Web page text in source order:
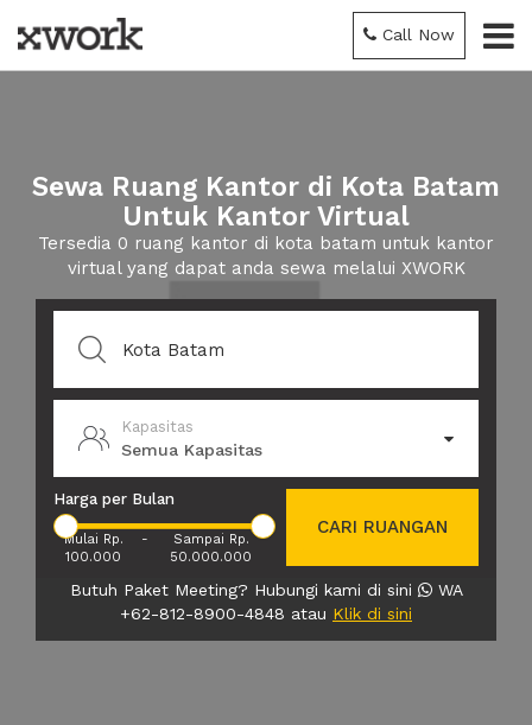
Call Now
Sewa Ruang Kantor di Kota Batam
Untuk Kantor Virtual
Tersedia 0 ruang kantor di kota batam untuk kantor
virtual yang dapat anda sewa melalui XWORK
Kapasitas
Semua Kapasitas
Harga per Bulan
Mulai Rp.
100.000
-
Sampai Rp.
50.000.000
CARI RUANGAN
Butuh Paket Meeting? Hubungi kami di sini
WA
+62-812-8900-4848 atau Klik di sini